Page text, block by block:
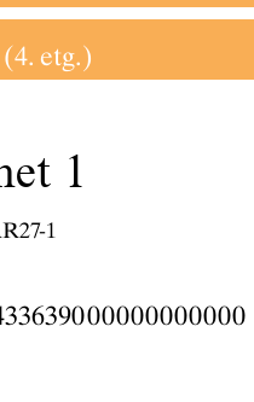
etg.)
1
1